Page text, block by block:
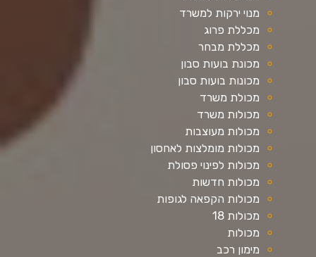
מנוי ירקות למשרד
מכללת פרוג
מכללת מבחר
מכונת בועות סבון
מכונות בועות סבון
מכולת משרד
מכולות משרד
מכולות מעוצבות
מכולות מומלצות לאחסון
מכולות לפינוי פסולת
מכולות חדשות
מכולות הקפאה לגופות
מכולות 18
מכולות
מימון רכב